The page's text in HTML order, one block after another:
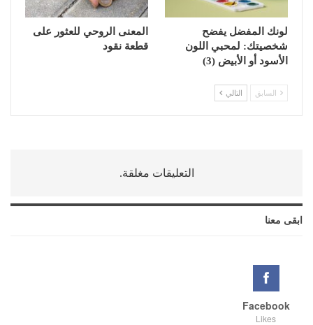
لونك المفضل يفضح
شخصيتك: لمحبي اللون
الأسود أو الأبيض (3)
المعنى الروحي للعثور على
قطعة نقود
السابق التالي
التعليقات مغلقة.
ابقى معنا
Facebook
Likes